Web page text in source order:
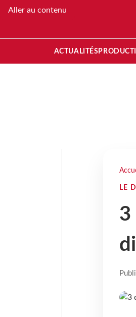
Aller au contenu
ACTUALITÉS
LE
3